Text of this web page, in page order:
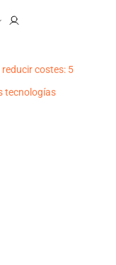
costes: 5
tecnologías